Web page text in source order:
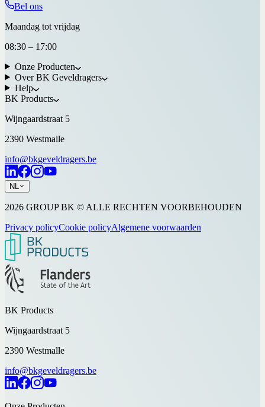
Bel ons
Maandag tot vrijdag
08:30 – 17:00
Onze Producten
Over BK Geveldragers
Help
BK Products
Wijngaardstraat 5
2390 Westmalle
info@bkgeveldragers.be
NL
2026 GROUP BK © ALLE RECHTEN VOORBEHOUDEN
Privacy policyCookie policyAlgemene voorwaarden
BK Products
Wijngaardstraat 5
2390 Westmalle
info@bkgeveldragers.be